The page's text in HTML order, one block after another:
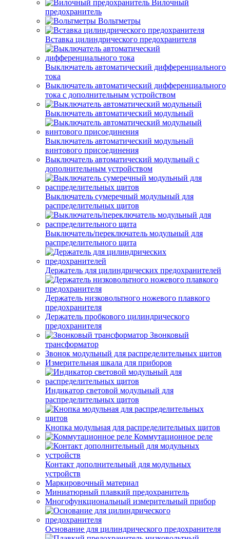
Вилочный
предохранитель
Вольтметры
Вставка цилиндрического предохранителя
Выключатель автоматический дифференциального
тока
Выключатель автоматический дифференциального
тока с дополнительным устройством
Выключатель автоматический модульный
Выключатель автоматический модульный
винтового присоединения
Выключатель автоматический модульный с
дополнительным устройством
Выключатель сумеречный модульный для
распределительных щитов
Выключатель/переключатель модульный для
распределительного щита
Держатель для цилиндрических предохранителей
Держатель низковольтного ножевого плавкого
предохранителя
Держатель пробкового цилиндрического
предохранителя
Звонковый
трансформатор
Звонок модульный для распределительных щитов
Измерительная шкала для приборов
Индикатор световой модульный для
распределительных щитов
Кнопка модульная для распределительных щитов
Коммутационное реле
Контакт дополнительный для модульных
устройств
Маркировочный материал
Миниатюрный плавкий предохранитель
Многофункциональный измерительный прибор
Основание для цилиндрического предохранителя